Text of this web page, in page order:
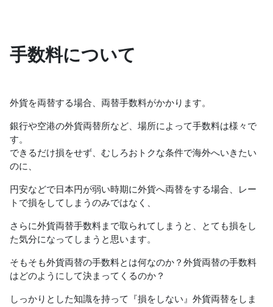
手数料について
外貨を両替する場合、両替手数料がかかります。
銀行や空港の外貨両替所など、場所によって手数料は様々で
す。
できるだけ損をせず、むしろおトクな条件で海外へいきたい
のに、
円安などで日本円が弱い時期に外貨へ両替をする場合、レー
トで損をしてしまうのみではなく、
さらに外貨両替手数料まで取られてしまうと、とても損をし
た気分になってしまうと思います。
そもそも外貨両替の手数料とは何なのか？外貨両替の手数料
はどのようにして決まってくるのか？
しっかりとした知識を持って『損をしない』外貨両替をしま